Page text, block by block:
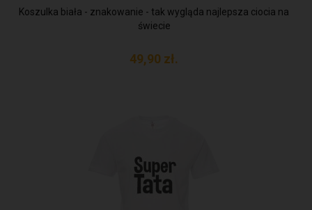
Koszulka biała - znakowanie - tak wygląda najlepsza ciocia na
świecie
49,90 zł.